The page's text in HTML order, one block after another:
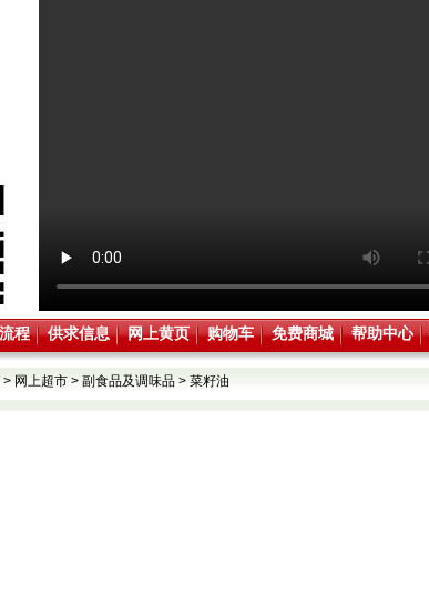
程 供求信息 网上黄页 购物车 免费商城 帮助中心
> 网上超市> 副食品及调味品> 菜籽油